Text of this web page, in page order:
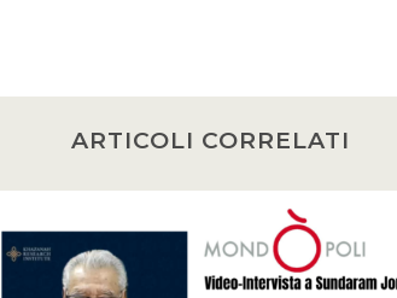
ARTICOLI CORRELATI